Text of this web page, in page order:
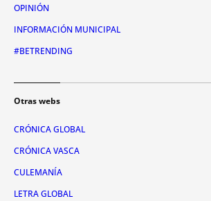
OPINIÓN
INFORMACIÓN MUNICIPAL
#BETRENDING
Otras webs
CRÓNICA GLOBAL
CRÓNICA VASCA
CULEMANÍA
LETRA GLOBAL